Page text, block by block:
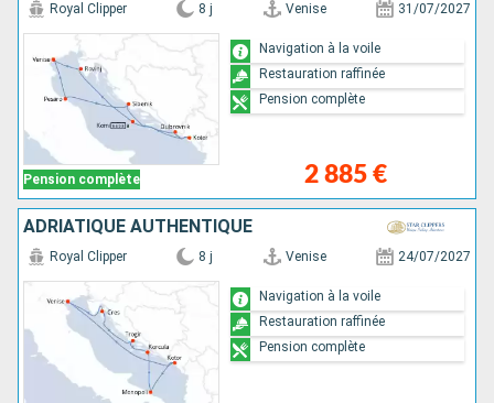
Pension complète
Royal Clipper 8 j Venise 31/07/2027
2 885 €
Navigation à la voile
Restauration raffinée
Pension complète
ADRIATIQUE AUTHENTIQUE
Royal Clipper 8 j Venise 24/07/2027
Navigation à la voile
Restauration raffinée
Pension complète